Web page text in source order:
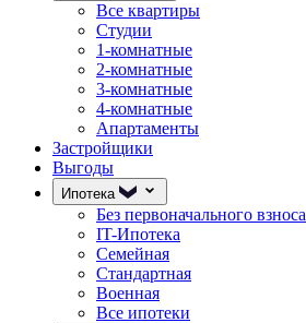
Все квартиры
Студии
1-комнатные
2-комнатные
3-комнатные
4-комнатные
Апартаменты
Застройщики
Выгоды
Ипотека
Без первоначального взноса
IT-Ипотека
Семейная
Стандартная
Военная
Все ипотеки